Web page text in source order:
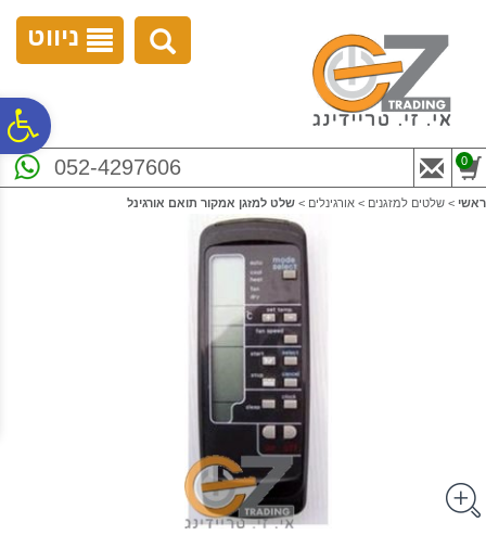
נגישות
ניווט
052-4297606 0
ראשי > שלטים למזגנים > אורגינלים > שלט למזגן אמקור תואם אורגינל